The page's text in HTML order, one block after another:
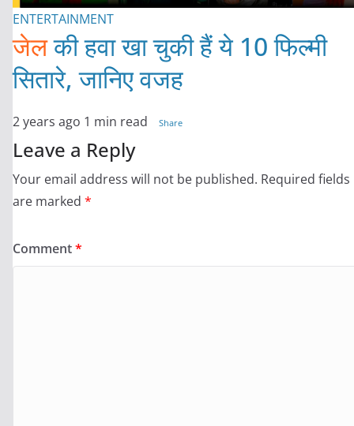
ENTERTAINMENT
जेलकी हवा खा चुकी हैं ये 10 फिल्मी
सितारे, जानिए वजह
2 years ago 1 min read Share
Leave a Reply
Your email address will not be published. Required fields
are marked *
Comment*